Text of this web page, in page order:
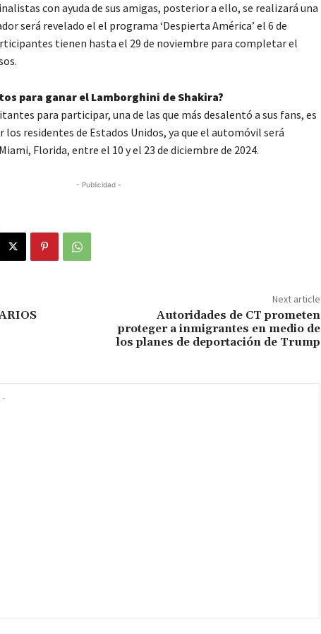
con ayuda de sus amigas, posterior a ello, se realizará una
será revelado el el programa ‘Despierta América’ el 6 de
tienen hasta el 29 de noviembre para completar el
para ganar el Lamborghini de Shakira?
para participar, una de las que más desalentó a sus fans, es
los residentes de Estados Unidos, ya que el automóvil será
Florida, entre el 10 y el 23 de diciembre de 2024.
- Publicidad -
Next article
Autoridades de CT prometen
proteger a inmigrantes en medio de
los planes de deportación de Trump
-